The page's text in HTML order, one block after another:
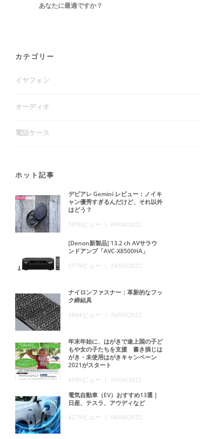
あなたに最適ですか？
カテゴリー
イヤフォン
オーディオ
電話ケース
ホット記事
デビアレ Gemini レビュー：ノイキ
ャン優秀すぎるんだけど、それ以外
はどう？
5950ビュー | 09/04/2022
[Denon新製品] 13.2 ch AVサラウ
ンドアンプ「AVC-X8500HA」
5579ビュー | 24/03/2022
ナイロンファスナー：革新的なフッ
ク締結具
4864ビュー | 26/05/2022
年末年始に、はがきで途上国の子ど
もや女の子たちを支援 書き損じは
がき・未使用はがきキャンペーン
2021がスタート
4589ビュー | 10/04/2023
電気自動車（EV）おすすめ13選｜
日産、テスラ、アウディなど
4279ビュー | 08/04/2022